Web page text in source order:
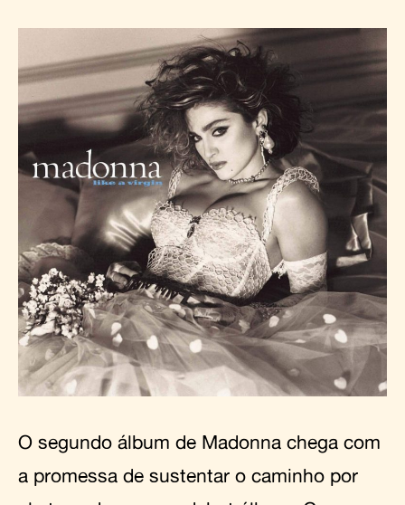
O segundo álbum de Madonna chega com
a promessa de sustentar o caminho por